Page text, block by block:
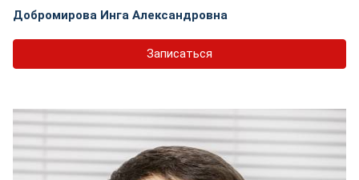
Добромирова Инга Александровна
Записаться